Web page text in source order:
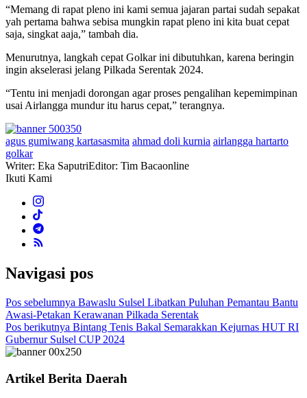
“Memang di rapat pleno ini kami semua jajaran partai sudah sepakat
yah pertama bahwa sebisa mungkin rapat pleno ini kita buat cepat
saja, singkat aaja,” tambah dia.
Menurutnya, langkah cepat Golkar ini dibutuhkan, karena beringin
ingin akselerasi jelang Pilkada Serentak 2024.
“Tentu ini menjadi dorongan agar proses pengalihan kepemimpinan
usai Airlangga mundur itu harus cepat,” terangnya.
agus gumiwang kartasasmita ahmad doli kurnia airlangga hartarto
golkar
Writer: Eka SaputriEditor: Tim Bacaonline
Ikuti Kami
Navigasi pos
Pos sebelumnya Bawaslu Sulsel Libatkan Puluhan Pemantau Bantu
Awasi-Petakan Kerawanan Pilkada Serentak
Pos berikutnya Bintang Tenis Bakal Semarakkan Kejurnas HUT RI
Gubernur Sulsel CUP 2024
Artikel Berita Daerah